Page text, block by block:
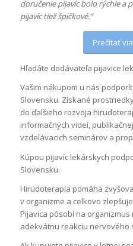
doručenie pijavíc bolo rýchle a
pijavíc tiež špičkové.“
Prečítať
Hľadáte dodávateľa pijavice
Vašim nákupom u nás
Slovensku. Získané
do ďalšieho rozvoja
informačných videí,
vzdelávacich seminárov a
Kúpou pijavíc lekárskych
Slovensku.
Hirudoterapia pomáha
v organizme a celkovo
Pijavica pôsobí na
adekvátnu reakciu nervového